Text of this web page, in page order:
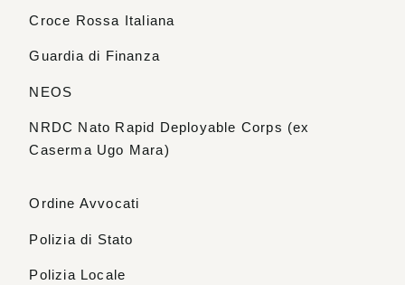
Croce Rossa Italiana
Guardia di Finanza
NEOS
NRDC Nato Rapid Deployable Corps (ex
Caserma Ugo Mara)
Ordine Avvocati
Polizia di Stato
Polizia Locale